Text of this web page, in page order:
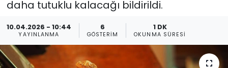
daha tutuklu kalacağı bildirildi.
10.04.2026 - 10:44
YAYINLANMA
6
GÖSTERIM
1 DK
OKUNMA SÜRESI
Gündem
KKTC
KKTC YEREL SEÇİM 2018